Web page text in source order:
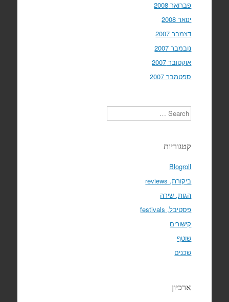
פברואר 2008
ינואר 2008
דצמבר 2007
נובמבר 2007
אוקטובר 2007
ספטמבר 2007
Search
קטגוריות
Blogroll
ביקורת, reviews
הגות, שירה
פסטיבל, festivals
קישורים
שוטף
שכנים
ארכיון